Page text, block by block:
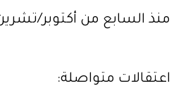
منذ السابع من أكتوبر/تشرين
اعتقالات متواصلة: